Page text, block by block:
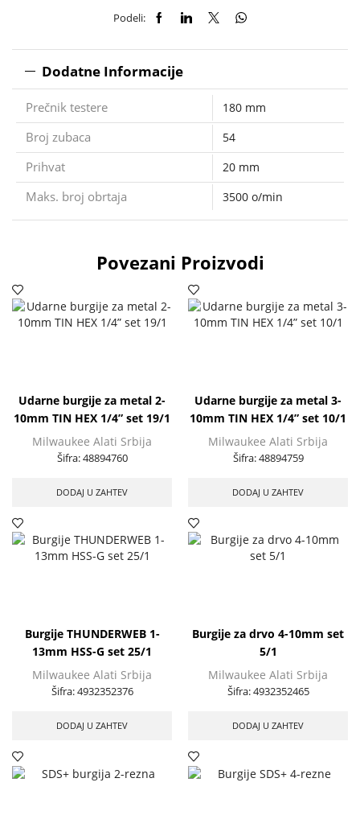
Podeli:
Dodatne Informacije
Prečnik testere 180 mm
Broj zubaca 54
Prihvat 20 mm
Maks. broj obrtaja 3500 o/min
Povezani Proizvodi
Udarne burgije za metal 2-
10mm TIN HEX 1/4” set 19/1
Milwaukee Alati Srbija
Šifra:48894760
DODAJ U ZAHTEV
Udarne burgije za metal 3-
10mm TIN HEX 1/4” set 10/1
Milwaukee Alati Srbija
Šifra:48894759
DODAJ U ZAHTEV
Burgije THUNDERWEB 1-
13mm HSS-G set 25/1
Milwaukee Alati Srbija
Šifra:4932352376
DODAJ U ZAHTEV
Burgije za drvo 4-10mm set
5/1
Milwaukee Alati Srbija
Šifra:4932352465
DODAJ U ZAHTEV